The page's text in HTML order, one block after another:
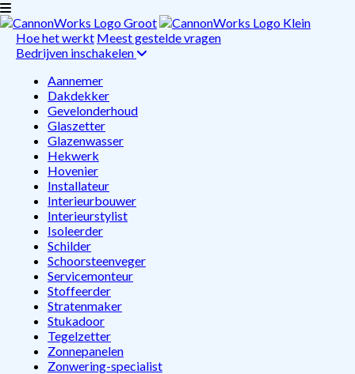
Hoe het werkt Meest gestelde vragen
Bedrijven inschakelen
Aannemer
Dakdekker
Gevelonderhoud
Glaszetter
Glazenwasser
Hekwerk
Hovenier
Installateur
Interieurbouwer
Interieurstylist
Isoleerder
Schilder
Schoorsteenveger
Servicemonteur
Stoffeerder
Stratenmaker
Stukadoor
Tegelzetter
Zonnepanelen
Zonwering-specialist